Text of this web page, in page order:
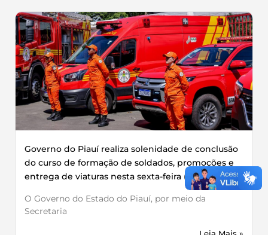
Governo do Piauí realiza solenidade de conclusão
do curso de formação de soldados, promoções e
entrega de viaturas nesta sexta-feira (03)
O Governo do Estado do Piauí, por meio da
Secretaria